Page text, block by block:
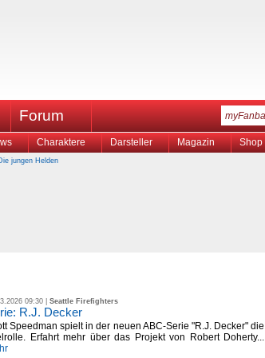
Forum
Charaktere Darsteller Magazin Shop
jungen Helden
09:30 | Seattle Firefighters
R.J. Decker
Speedman spielt in der neuen ABC-Serie "R.J. Decker" die
Erfahrt mehr über das Projekt von Robert Doherty...